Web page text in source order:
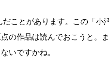
ことがあります。この「
の作品は読んでおこうと。
いですかね。